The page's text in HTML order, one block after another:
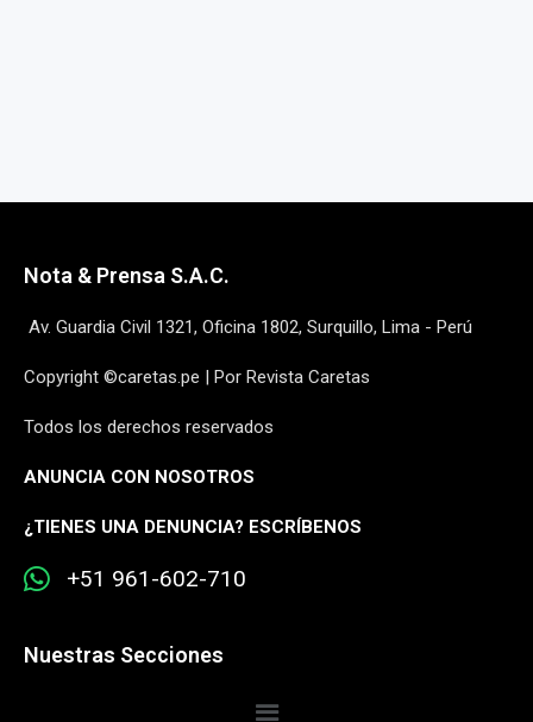
Nota & Prensa S.A.C.
Av. Guardia Civil 1321, Oficina 1802, Surquillo, Lima - Perú
Copyright ©caretas.pe | Por Revista Caretas
Todos los derechos reservados
ANUNCIA CON NOSOTROS
¿TIENES UNA DENUNCIA? ESCRÍBENOS
+51 961-602-710
Nuestras Secciones